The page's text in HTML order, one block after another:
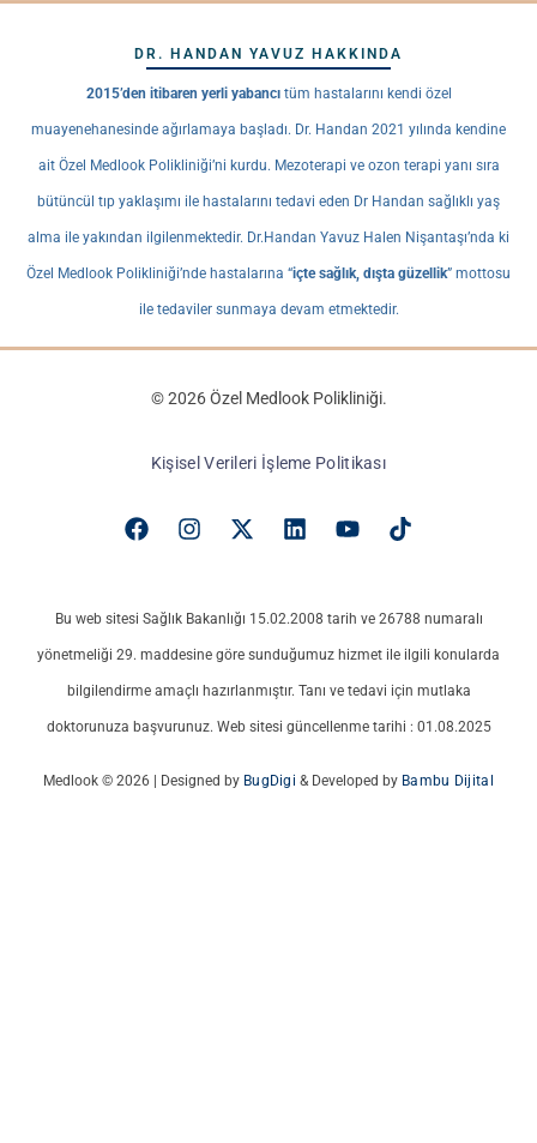
DR. HANDAN YAVUZ HAKKINDA
2015’den itibaren yerli yabancıtüm hastalarını kendi özel
muayenehanesinde ağırlamaya başladı. Dr. Handan 2021 yılında kendine
ait Özel Medlook Polikliniği’ni kurdu. Mezoterapi ve ozon terapi yanı sıra
bütüncül tıp yaklaşımı ile hastalarını tedavi eden Dr Handan sağlıklı yaş
alma ile yakından ilgilenmektedir. Dr.Handan Yavuz Halen Nişantaşı’nda ki
Özel Medlook Polikliniği’nde hastalarına “içte sağlık, dışta güzellik” mottosu
ile tedaviler sunmaya devam etmektedir.
© 2026 Özel Medlook Polikliniği.
Kişisel Verileri İşleme Politikası
Bu web sitesi Sağlık Bakanlığı 15.02.2008 tarih ve 26788 numaralı
yönetmeliği 29. maddesine göre sunduğumuz hizmet ile ilgili konularda
bilgilendirme amaçlı hazırlanmıştır. Tanı ve tedavi için mutlaka
doktorunuza başvurunuz. Web sitesi güncellenme tarihi : 01.08.2025
Medlook © 2026 | Designed by BugDigi & Developed by Bambu Dijital